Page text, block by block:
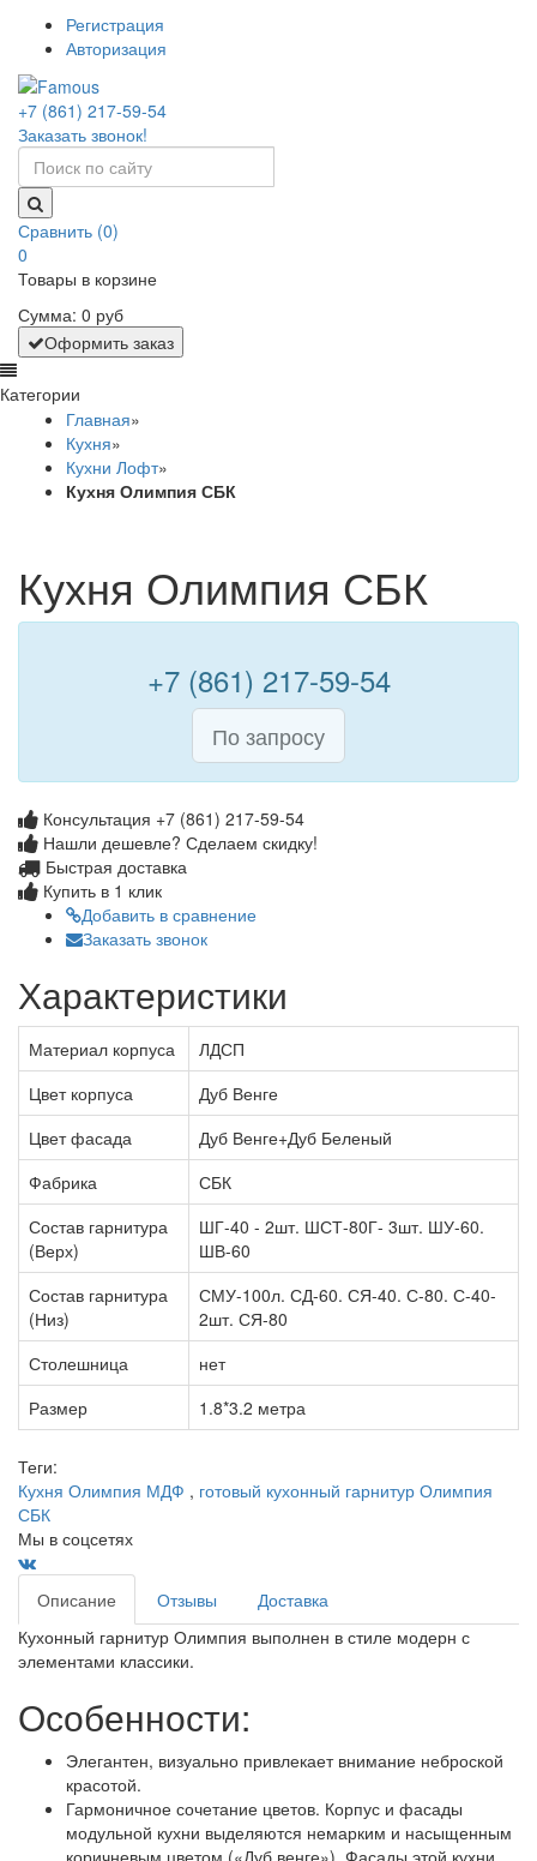
Регистрация
Авторизация
+7 (861) 217-59-54
Заказать звонок!
Сравнить (0)
0
Товары в корзине
Сумма: 0 руб
Оформить заказ
Категории
Главная»
Кухня»
Кухни Лофт»
Кухня Олимпия СБК
Кухня Олимпия СБК
+7 (861) 217-59-54
По запросу
Консультация +7 (861) 217-59-54
Нашли дешевле? Сделаем скидку!
Быстрая доставка
Купить в 1 клик
Добавить в сравнение
Заказать звонок
Характеристики
Материал корпуса
ЛДСП
Цвет корпуса
Дуб Венге
Цвет фасада
Дуб Венге+Дуб Беленый
Фабрика
СБК
Состав гарнитура
(Верх)
ШГ-40 - 2шт. ШСТ-80Г- 3шт. ШУ-60.
ШВ-60
Состав гарнитура
(Низ)
СМУ-100л. СД-60. СЯ-40. С-80. С-40-
2шт. СЯ-80
Столешница
нет
Размер
1.8*3.2 метра
Теги:
Кухня Олимпия МДФ , готовый кухонный гарнитур Олимпия
СБК
Мы в соцсетях
Описание Отзывы
Доставка
Кухонный гарнитур Олимпия выполнен в стиле модерн с
элементами классики.
Особенности:
Элегантен, визуально привлекает внимание неброской
красотой.
Гармоничное сочетание цветов. Корпус и фасады
модульной кухни выделяются немарким и насыщенным